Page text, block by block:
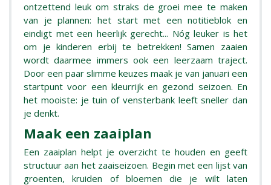
ontzettend leuk om straks de groei mee te maken
van je plannen: het start met een notitieblok en
eindigt met een heerlijk gerecht... Nóg leuker is het
om je kinderen erbij te betrekken! Samen zaaien
wordt daarmee immers ook een leerzaam traject.
Door een paar slimme keuzes maak je van januari een
startpunt voor een kleurrijk en gezond seizoen. En
het mooiste: je tuin of vensterbank leeft sneller dan
je denkt.
Maak een zaaiplan
Een zaaiplan helpt je overzicht te houden en geeft
structuur aan het zaaiseizoen. Begin met een lijst van
groenten, kruiden of bloemen die je wilt laten